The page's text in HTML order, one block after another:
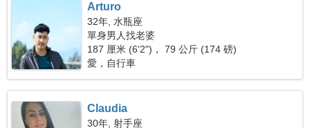
Arturo
32年, 水瓶座
單身男人找老婆
187 厘米 (6'2")， 79 公斤 (174 磅)
愛，自行車
Claudia
30年, 射手座